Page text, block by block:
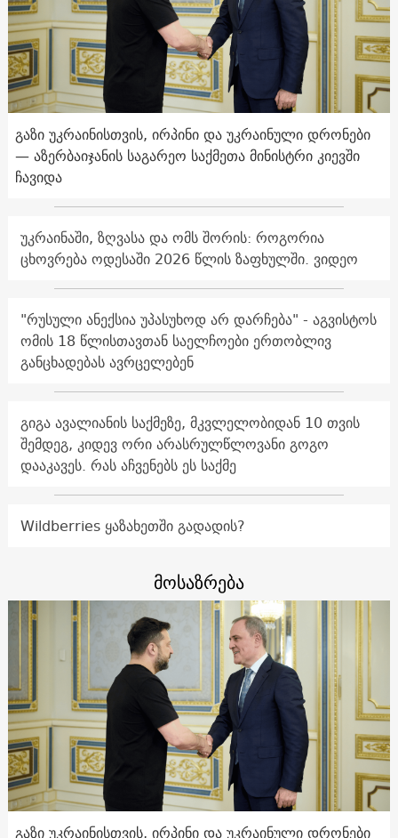
გაზი უკრაინისთვის, ირპინი და უკრაინული დრონები
— აზერბაიჯანის საგარეო საქმეთა მინისტრი კიევში
ჩავიდა
უკრაინაში, ზღვასა და ომს შორის: როგორია
ცხოვრება ოდესაში 2026 წლის ზაფხულში. ვიდეო
"რუსული ანექსია უპასუხოდ არ დარჩება" - აგვისტოს
ომის 18 წლისთავთან საელჩოები ერთობლივ
განცხადებას ავრცელებენ
გიგა ავალიანის საქმეზე, მკვლელობიდან 10 თვის
შემდეგ, კიდევ ორი არასრულწლოვანი გოგო
დააკავეს. რას აჩვენებს ეს საქმე
Wildberries ყაზახეთში გადადის?
მოსაზრება
გაზი უკრაინისთვის, ირპინი და უკრაინული დრონები